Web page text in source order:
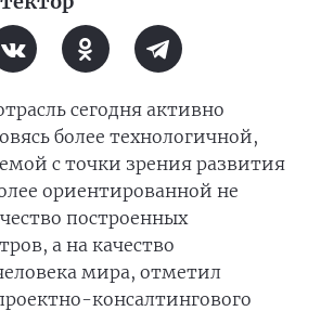
сегодня активно
более технологичной,
с точки зрения развития
ориентированной не
построенных
а на качество
мира, отметил
консалтингового